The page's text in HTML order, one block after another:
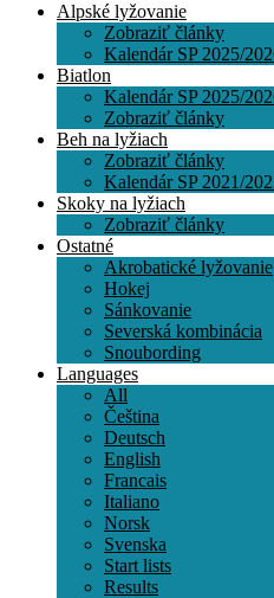
Alpské lyžovanie
Zobraziť články
Kalendár SP 2025/
Biatlon
Kalendár SP 2025/
Zobraziť články
Beh na lyžiach
Zobraziť články
Kalendár SP 2021/
Skoky na lyžiach
Zobraziť články
Ostatné
Akrobatické lyžovanie
Hokej
Sánkovanie
Severská kombinácia
Snoubording
Languages
All
Čeština
Deutsch
English
Francais
Italiano
Norsk
Svenska
Start lists
Results